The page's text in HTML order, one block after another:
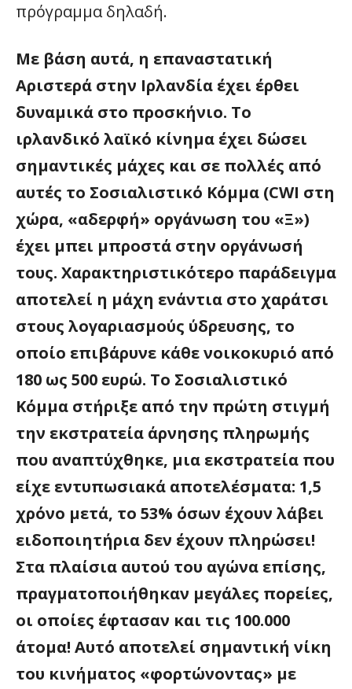
πρόγραμμα δηλαδή.
Με βάση αυτά, η επαναστατική
Αριστερά στην Ιρλανδία έχει έρθει
δυναμικά στο προσκήνιο. Το
ιρλανδικό λαϊκό κίνημα έχει δώσει
σημαντικές μάχες και σε πολλές από
αυτές το Σοσιαλιστικό Κόμμα (CWI στη
χώρα, «αδερφή» οργάνωση του «Ξ»)
έχει μπει μπροστά στην οργάνωσή
τους. Χαρακτηριστικότερο παράδειγμα
αποτελεί η μάχη ενάντια στο χαράτσι
στους λογαριασμούς ύδρευσης, το
οποίο επιβάρυνε κάθε νοικοκυριό από
180 ως 500 ευρώ. Το Σοσιαλιστικό
Κόμμα στήριξε από την πρώτη στιγμή
την εκστρατεία άρνησης πληρωμής
που αναπτύχθηκε, μια εκστρατεία που
είχε εντυπωσιακά αποτελέσματα: 1,5
χρόνο μετά, το 53% όσων έχουν λάβει
ειδοποιητήρια δεν έχουν πληρώσει!
Στα πλαίσια αυτού του αγώνα επίσης,
πραγματοποιήθηκαν μεγάλες πορείες,
οι οποίες έφτασαν και τις 100.000
άτομα! Αυτό αποτελεί σημαντική νίκη
του κινήματος «φορτώνοντας» με